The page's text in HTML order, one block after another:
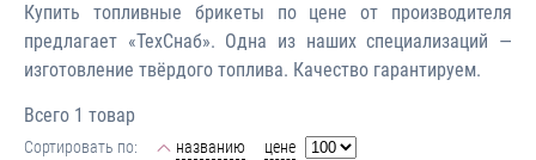
Купить топливные брикеты по цене от производителя
предлагает «ТехСнаб». Одна из наших специализаций —
изготовление твёрдого топлива. Качество гарантируем.
Всего 1 товар
Сортировать по: названию цене